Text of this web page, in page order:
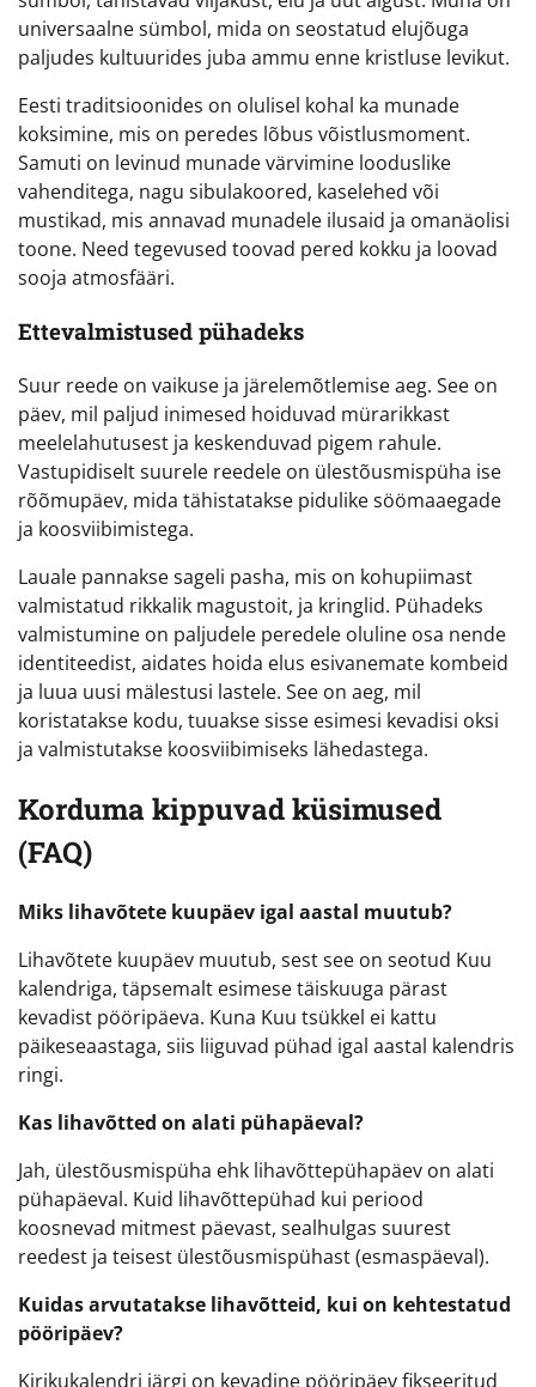
universaalne sümbol, mida on seostatud elujõuga
paljudes kultuurides juba ammu enne kristluse levikut.
Eesti traditsioonides on olulisel kohal ka munade
koksimine, mis on peredes lõbus võistlusmoment.
Samuti on levinud munade värvimine looduslike
vahenditega, nagu sibulakoored, kaselehed või
mustikad, mis annavad munadele ilusaid ja omanäolisi
toone. Need tegevused toovad pered kokku ja loovad
sooja atmosfääri.
Ettevalmistused pühadeks
Suur reede on vaikuse ja järelemõtlemise aeg. See on
päev, mil paljud inimesed hoiduvad mürarikkast
meelelahutusest ja keskenduvad pigem rahule.
Vastupidiselt suurele reedele on ülestõusmispüha ise
rõõmupäev, mida tähistatakse pidulike söömaaegade
ja koosviibimistega.
Lauale pannakse sageli pasha, mis on kohupiimast
valmistatud rikkalik magustoit, ja kringlid. Pühadeks
valmistumine on paljudele peredele oluline osa nende
identiteedist, aidates hoida elus esivanemate kombeid
ja luua uusi mälestusi lastele. See on aeg, mil
koristatakse kodu, tuuakse sisse esimesi kevadisi oksi
ja valmistutakse koosviibimiseks lähedastega.
Korduma kippuvad küsimused
(FAQ)
Miks lihavõtete kuupäev igal aastal muutub?
Lihavõtete kuupäev muutub, sest see on seotud Kuu
kalendriga, täpsemalt esimese täiskuuga pärast
kevadist pööripäeva. Kuna Kuu tsükkel ei kattu
päikeseaastaga, siis liiguvad pühad igal aastal kalendris
ringi.
Kas lihavõtted on alati pühapäeval?
Jah, ülestõusmispüha ehk lihavõttepühapäev on alati
pühapäeval. Kuid lihavõttepühad kui periood
koosnevad mitmest päevast, sealhulgas suurest
reedest ja teisest ülestõusmispühast (esmaspäeval).
Kuidas arvutatakse lihavõtteid, kui on kehtestatud
pööripäev?
Kirikukalendri järgi on kevadine pööripäev fikseeritud